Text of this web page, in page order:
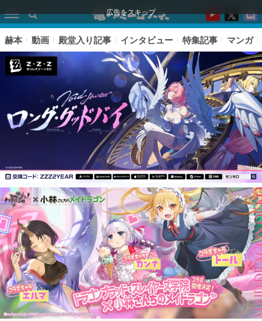
広告をスキップ
ピックアップ
電ファミのいま読まれている記事ランキング
アプリセール情報
インタビュー
連載・特集一覧
赫本 動画 殿堂入り記事 インタビュー 特集記事 マンガ